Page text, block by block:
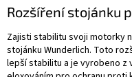
Rozšíření stojánku
Zajisti stabilitu svoji motorky
stojánku Wunderlich. Toto
lepší stabilitu a je vyrobeno z